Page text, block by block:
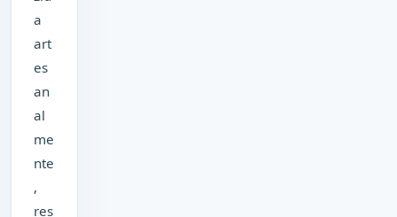
a
art
es
an
al
me
nte
,
res